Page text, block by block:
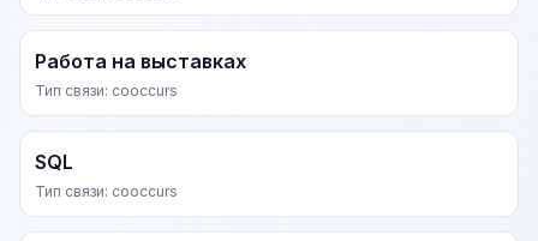
Работа на выставках
Тип связи: cooccurs
SQL
Тип связи: cooccurs